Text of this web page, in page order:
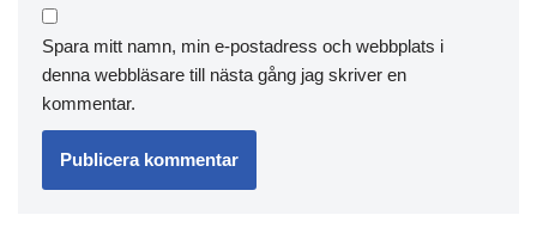
Spara mitt namn, min e-postadress och webbplats i
denna webbläsare till nästa gång jag skriver en
kommentar.